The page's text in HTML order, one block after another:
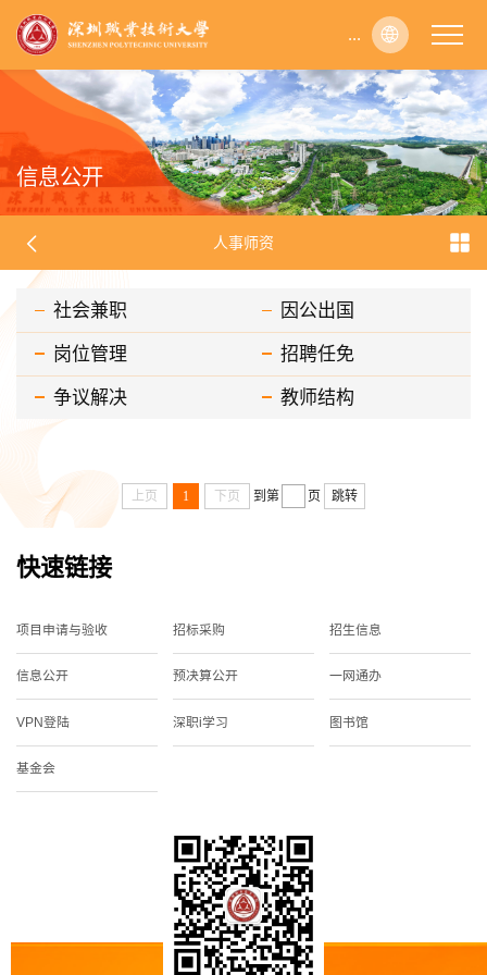
...
...
...
...
...
...
...
...
...
...
...
...
...
...
...
...
...
...
...
...
...
...
...
...
...
...
...
...
...
...
...
...
...
...